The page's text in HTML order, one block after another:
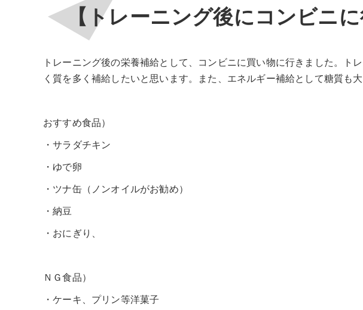
【トレーニング後にコンビニに
トレーニング後の栄養補給として、コンビニに買い物に行きました。ト
く質を多く補給したいと思います。また、エネルギー補給として糖質も
おすすめ食品）
・サラダチキン
・ゆで卵
・ツナ缶（ノンオイルがお勧め）
・納豆
・おにぎり、
ＮＧ食品）
・ケーキ、プリン等洋菓子